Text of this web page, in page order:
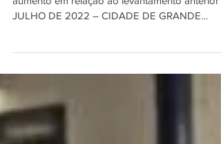
INDSAT
aumento em relação ao levantamento anterior